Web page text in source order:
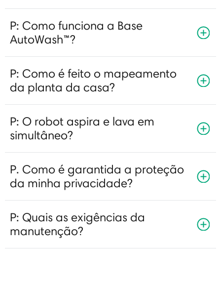
P: Como funciona a Base
AutoWash™?
P: Como é feito o mapeamento
da planta da casa?
P: O robot aspira e lava em
simultâneo?
P. Como é garantida a proteção
da minha privacidade?
P: Quais as exigências da
manutenção?